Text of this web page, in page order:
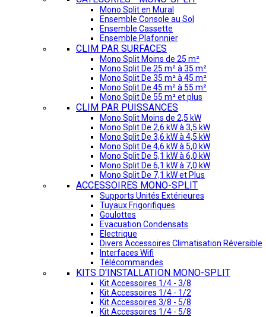
Mono Split en Mural
Ensemble Console au Sol
Ensemble Cassette
Ensemble Plafonnier
CLIM PAR SURFACES
Mono Split Moins de 25 m²
Mono Split De 25 m² à 35 m²
Mono Split De 35 m² à 45 m²
Mono Split De 45 m² à 55 m²
Mono Split De 55 m² et plus
CLIM PAR PUISSANCES
Mono Split Moins de 2,5 kW
Mono Split De 2,6 kW à 3,5 kW
Mono Split De 3,6 kW à 4,5 kW
Mono Split De 4,6 kW à 5,0 kW
Mono Split De 5,1 kW à 6,0 kW
Mono Split De 6,1 kW à 7,0 kW
Mono Split De 7,1 kW et Plus
ACCESSOIRES MONO-SPLIT
Supports Unités Extérieures
Tuyaux Frigorifiques
Goulottes
Evacuation Condensats
Electrique
Divers Accessoires Climatisation Réversible
Interfaces Wifi
Télécommandes
KITS D'INSTALLATION MONO-SPLIT
Kit Accessoires 1/4 - 3/8
Kit Accessoires 1/4 - 1/2
Kit Accessoires 3/8 - 5/8
Kit Accessoires 1/4 - 5/8